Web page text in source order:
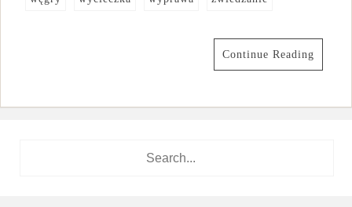
Continue Reading